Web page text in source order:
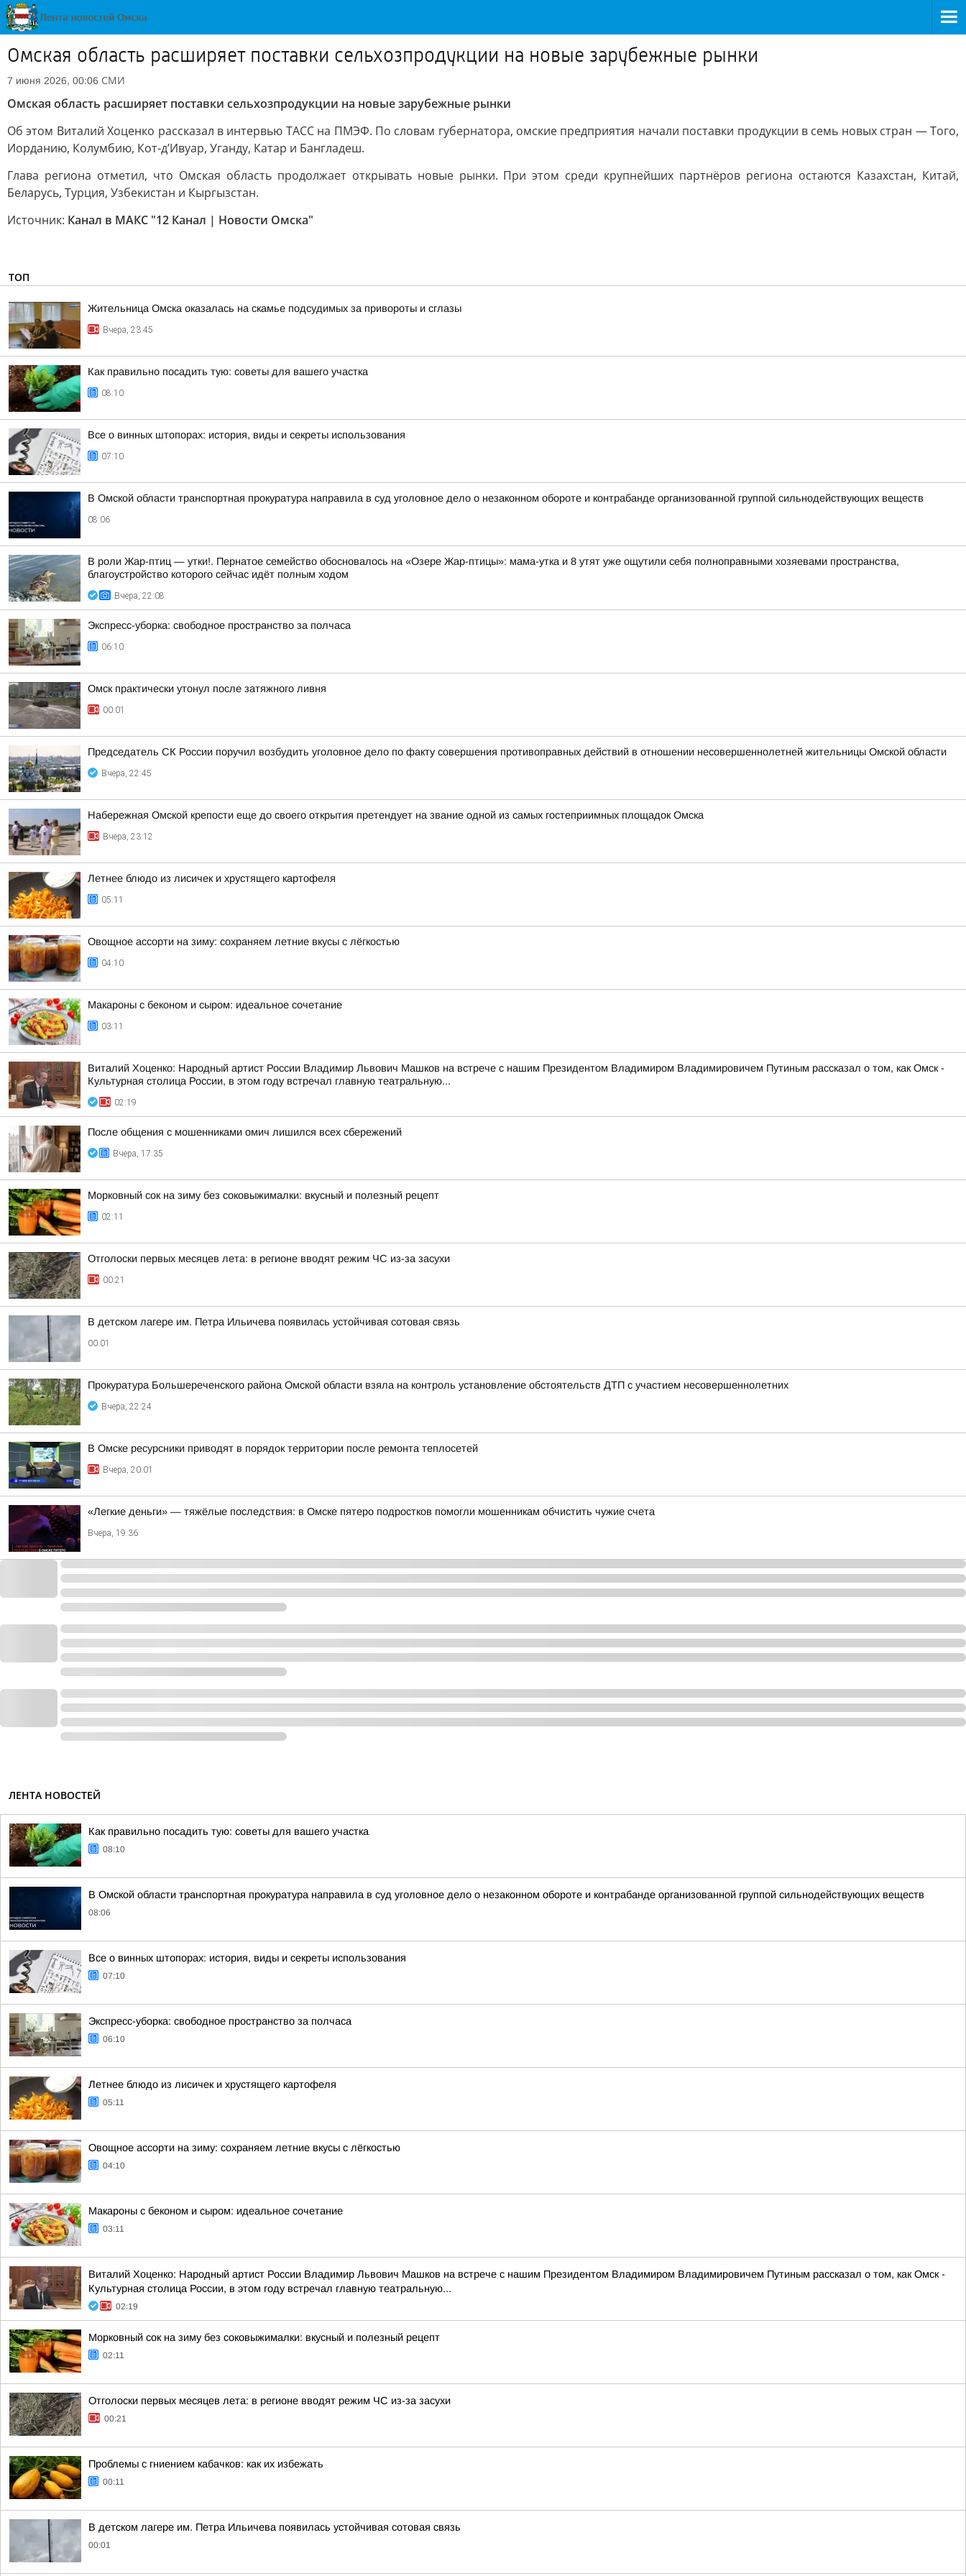
Омская область расширяет поставки сельхозпродукции на новые зарубежные рынки
7 июня 2026, 00:06 СМИ
Омская область расширяет поставки сельхозпродукции на новые зарубежные рынки
Об этом Виталий Хоценко рассказал в интервью ТАСС на ПМЭФ. По словам губернатора, омские предприятия начали поставки продукции в семь новых стран — Того,
Иорданию, Колумбию, Кот-д’Ивуар, Уганду, Катар и Бангладеш.
Глава региона отметил, что Омская область продолжает открывать новые рынки. При этом среди крупнейших партнёров региона остаются Казахстан, Китай,
Беларусь, Турция, Узбекистан и Кыргызстан.
Источник: Канал в МАКС "12 Канал | Новости Омска"
ТОП
Жительница Омска оказалась на скамье подсудимых за привороты и сглазы
Вчера, 23:45
Как правильно посадить тую: советы для вашего участка
08:10
Все о винных штопорах: история, виды и секреты использования
07:10
В Омской области транспортная прокуратура направила в суд уголовное дело о незаконном обороте и контрабанде организованной группой сильнодействующих веществ
08:06
В роли Жар-птиц — утки!. Пернатое семейство обосновалось на «Озере Жар-птицы»: мама-утка и 8 утят уже ощутили себя полноправными хозяевами пространства,
благоустройство которого сейчас идёт полным ходом
Вчера, 22:08
Экспресс-уборка: свободное пространство за полчаса
06:10
Омск практически утонул после затяжного ливня
00:01
Председатель СК России поручил возбудить уголовное дело по факту совершения противоправных действий в отношении несовершеннолетней жительницы Омской области
Вчера, 22:45
Набережная Омской крепости еще до своего открытия претендует на звание одной из самых гостеприимных площадок Омска
Вчера, 23:12
Летнее блюдо из лисичек и хрустящего картофеля
05:11
Овощное ассорти на зиму: сохраняем летние вкусы с лёгкостью
04:10
Макароны с беконом и сыром: идеальное сочетание
03:11
Виталий Хоценко: Народный артист России Владимир Львович Машков на встрече с нашим Президентом Владимиром Владимировичем Путиным рассказал о том, как Омск -
Культурная столица России, в этом году встречал главную театральную...
02:19
После общения с мошенниками омич лишился всех сбережений
Вчера, 17:35
Морковный сок на зиму без соковыжималки: вкусный и полезный рецепт
02:11
Отголоски первых месяцев лета: в регионе вводят режим ЧС из-за засухи
00:21
В детском лагере им. Петра Ильичева появилась устойчивая сотовая связь
00:01
Прокуратура Большереченского района Омской области взяла на контроль установление обстоятельств ДТП с участием несовершеннолетних
Вчера, 22:24
В Омске ресурсники приводят в порядок территории после ремонта теплосетей
Вчера, 20:01
«Легкие деньги» — тяжёлые последствия: в Омске пятеро подростков помогли мошенникам обчистить чужие счета
Вчера, 19:36
ЛЕНТА НОВОСТЕЙ
Как правильно посадить тую: советы для вашего участка
08:10
В Омской области транспортная прокуратура направила в суд уголовное дело о незаконном обороте и контрабанде организованной группой сильнодействующих веществ
08:06
Все о винных штопорах: история, виды и секреты использования
07:10
Экспресс-уборка: свободное пространство за полчаса
06:10
Летнее блюдо из лисичек и хрустящего картофеля
05:11
Овощное ассорти на зиму: сохраняем летние вкусы с лёгкостью
04:10
Макароны с беконом и сыром: идеальное сочетание
03:11
Виталий Хоценко: Народный артист России Владимир Львович Машков на встрече с нашим Президентом Владимиром Владимировичем Путиным рассказал о том, как Омск -
Культурная столица России, в этом году встречал главную театральную...
02:19
Морковный сок на зиму без соковыжималки: вкусный и полезный рецепт
02:11
Отголоски первых месяцев лета: в регионе вводят режим ЧС из-за засухи
00:21
Проблемы с гниением кабачков: как их избежать
00:11
В детском лагере им. Петра Ильичева появилась устойчивая сотовая связь
00:01